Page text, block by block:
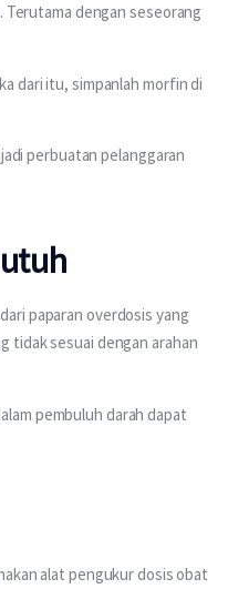
dengan seseorang
dari itu, simpanlah morfin di
perbuatan pelanggaran
paparan overdosis yang
tidak sesuai dengan arahan
pembuluh darah dapat
alat pengukur dosis obat